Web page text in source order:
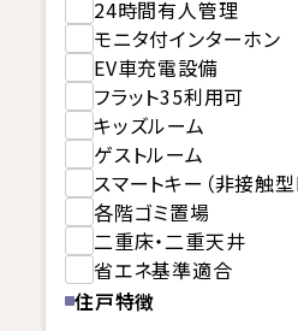
24時間有人管理
モニタ付インターホン
EV車充電設備
フラット35利用可
キッズルーム
ゲストルーム
スマートキー（非接触
各階ゴミ置場
二重床・二重天井
省エネ基準適合
住戸特徴